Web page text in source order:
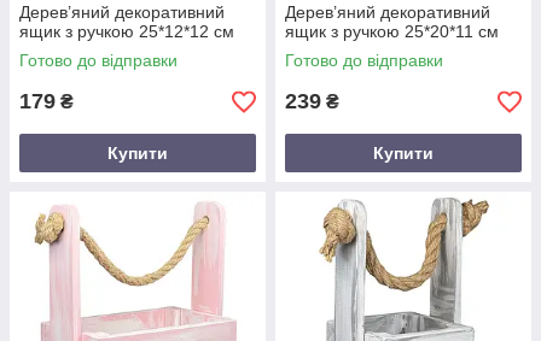
Дерев’яний декоративний
ящик з ручкою 25*12*12 см
Готово до відправки
179 ₴
Купити
Дерев’яний декоративний
ящик з ручкою 25*20*11 см
Готово до відправки
239 ₴
Купити